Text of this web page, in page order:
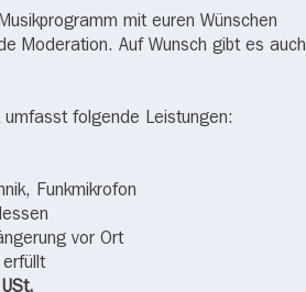
mit euren Wünschen
Moderation. Auf Wunsch gibt es auch
folgende Leistungen:
Funkmikrofon
vor Ort